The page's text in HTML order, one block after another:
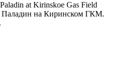
at Kirinskoe Gas Field
Паладин на Киринском ГКМ.